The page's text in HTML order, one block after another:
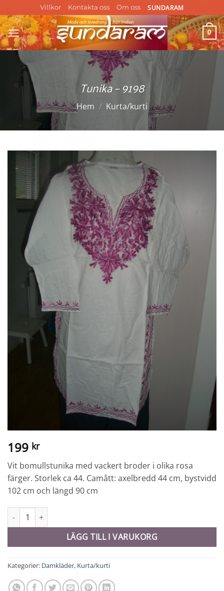
to
content
Villkor Kontakta oss Om oss SUNDARAM
0
Tunika – 9198
Hem / Kurta/kurti
199 kr
Vit bomullstunika med vackert broder i olika rosa
färger. Storlek ca 44. Camått: axelbredd 44 cm, bystvidd
102 cm och längd 90 cm
Tunika - 9198 mängd
LÄGG TILL I VARUKORG
Kategorier: Damkläder, Kurta/kurti